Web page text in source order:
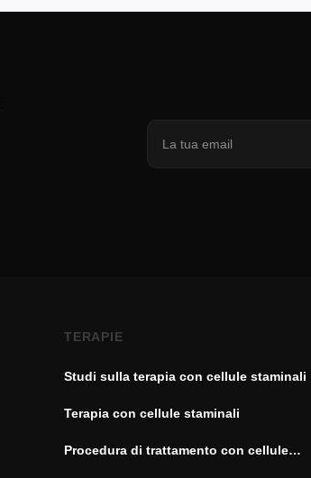
TERAPIE
Studi sulla terapia con cellule staminali
Terapia con cellule staminali
Procedura di trattamento con cellule